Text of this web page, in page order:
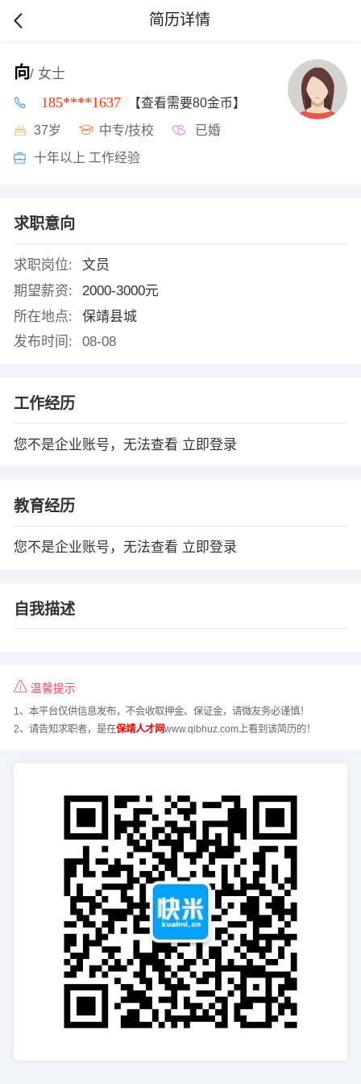
简历详情
向/ 女士
185****1637 【查看需要80金币】
37岁 中专/技校 已婚
十年以上 工作经验
求职意向
求职岗位:
文员
期望薪资:
2000-3000元
所在地点:
保靖县城
发布时间:
08-08
工作经历
您不是企业账号，无法查看 立即登录
教育经历
您不是企业账号，无法查看 立即登录
自我描述
温馨提示
1、本平台仅供信息发布，不会收取押金、保证金，请微友务必谨慎！
2、请告知求职者，是在保靖人才网www.qibhuz.com上看到该简历的！